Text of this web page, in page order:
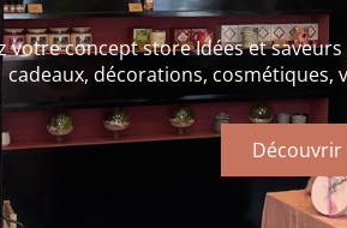
votre concept store Idées et
cadeaux, décorations, cosmétiques,
Découvrir